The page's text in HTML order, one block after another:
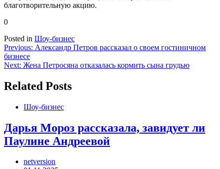
благотворительную акцию.
0
Posted in Шоу-бизнес
Навигация
по
Previous: Александр Петров рассказал о своем гостиничном
бизнесе
Next: Жена Петросяна отказалась кормить сына грудью
Related Posts
Шоу-бизнес
Дарья Мороз рассказала, завидует ли
Паулине Андреевой
netversion